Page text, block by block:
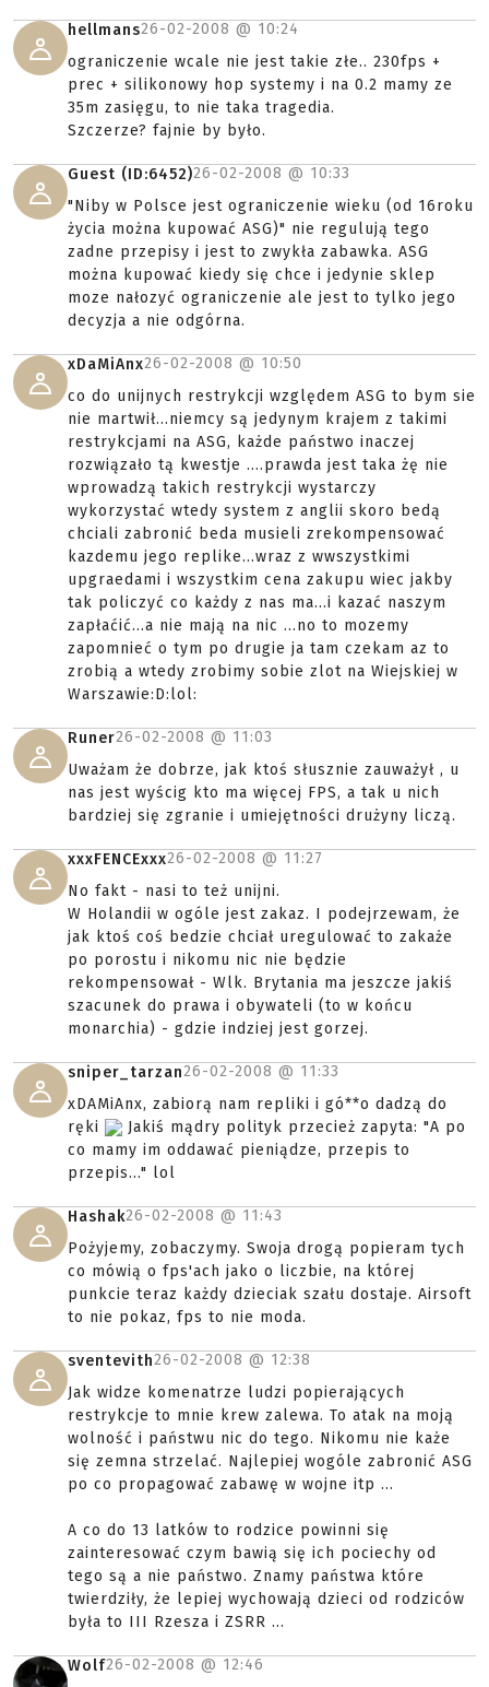
hellmans26-02-2008 @ 10:24
ograniczenie wcale nie jest takie złe.. 230fps +
prec + silikonowy hop systemy i na 0.2 mamy ze
35m zasięgu, to nie taka tragedia.
Szczerze? fajnie by było.
Guest (ID:6452)26-02-2008 @ 10:33
"Niby w Polsce jest ograniczenie wieku (od 16roku
życia można kupować ASG)" nie regulują tego
zadne przepisy i jest to zwykła zabawka. ASG
można kupować kiedy się chce i jedynie sklep
moze nałozyć ograniczenie ale jest to tylko jego
decyzja a nie odgórna.
xDaMiAnx26-02-2008 @ 10:50
co do unijnych restrykcji względem ASG to bym sie
nie martwił...niemcy są jedynym krajem z takimi
restrykcjami na ASG, każde państwo inaczej
rozwiązało tą kwestje ....prawda jest taka żę nie
wprowadzą takich restrykcji wystarczy
wykorzystać wtedy system z anglii skoro bedą
chciali zabronić beda musieli zrekompensować
kazdemu jego replike...wraz z wwszystkimi
upgraedami i wszystkim cena zakupu wiec jakby
tak policzyć co każdy z nas ma...i kazać naszym
zapłaćić...a nie mają na nic ...no to mozemy
zapomnieć o tym po drugie ja tam czekam az to
zrobią a wtedy zrobimy sobie zlot na Wiejskiej w
Warszawie:D:lol:
Runer26-02-2008 @ 11:03
Uważam że dobrze, jak ktoś słusznie zauważył , u
nas jest wyścig kto ma więcej FPS, a tak u nich
bardziej się zgranie i umiejętności drużyny liczą.
xxxFENCExxx26-02-2008 @ 11:27
No fakt - nasi to też unijni.
W Holandii w ogóle jest zakaz. I podejrzewam, że
jak ktoś coś bedzie chciał uregulować to zakaże
po porostu i nikomu nic nie będzie
rekompensował - Wlk. Brytania ma jeszcze jakiś
szacunek do prawa i obywateli (to w końcu
monarchia) - gdzie indziej jest gorzej.
sniper_tarzan26-02-2008 @ 11:33
xDAMiAnx, zabiorą nam repliki i gó**o dadzą do
ręki
Jakiś mądry polityk przecież zapyta: "A po
co mamy im oddawać pieniądze, przepis to
przepis..." lol
Hashak26-02-2008 @ 11:43
Pożyjemy, zobaczymy. Swoja drogą popieram tych
co mówią o fps'ach jako o liczbie, na której
punkcie teraz każdy dzieciak szału dostaje. Airsoft
to nie pokaz, fps to nie moda.
sventevith26-02-2008 @ 12:38
Jak widze komenatrze ludzi popierających
restrykcje to mnie krew zalewa. To atak na moją
wolność i państwu nic do tego. Nikomu nie każe
się zemna strzelać. Najlepiej wogóle zabronić ASG
po co propagować zabawę w wojne itp ...
A co do 13 latków to rodzice powinni się
zainteresować czym bawią się ich pociechy od
tego są a nie państwo. Znamy państwa które
twierdziły, że lepiej wychowają dzieci od rodziców
była to III Rzesza i ZSRR ...
Wolf26-02-2008 @ 12:46